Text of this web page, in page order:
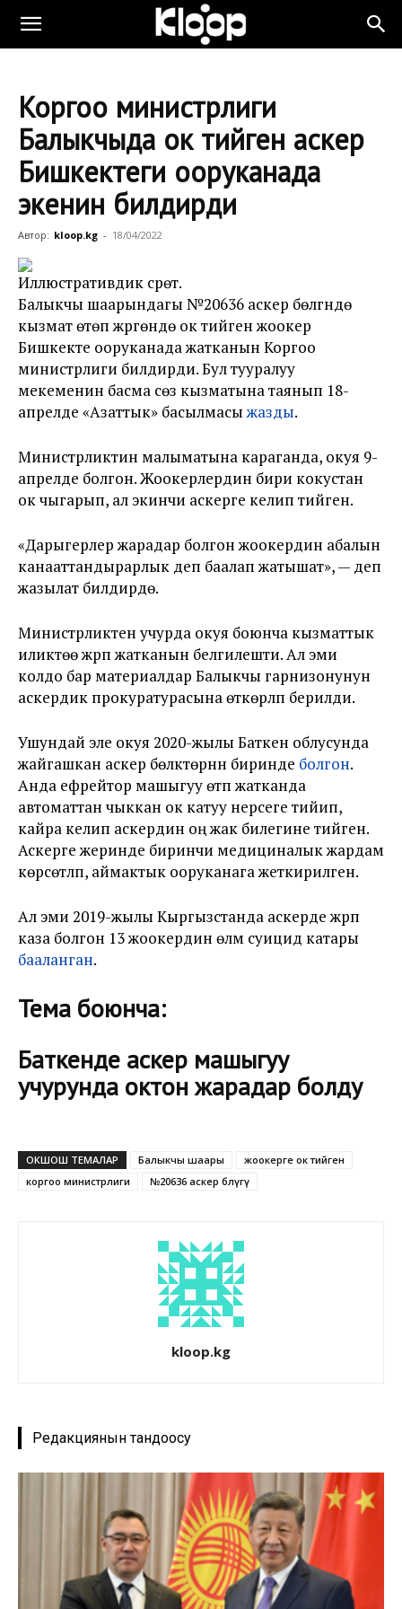
Коргоо министрлиги
Балыкчыда ок тийген аскер
Бишкектеги ооруканада
экенин билдирди
Автор: kloop.kg - 18/04/2022
Иллюстративдик сүрөт.
Балыкчы шаарындагы №20636 аскер бөлүгүндө
кызмат өтөп жүргөндө ок тийген жоокер
Бишкекте ооруканада жатканын Коргоо
министрлиги билдирди. Бул тууралуу
мекеменин басма сөз кызматына таянып 18-
апрелде «Азаттык» басылмасыжазды.
Министрликтин малыматына караганда, окуя 9-
апрелде болгон. Жоокерлердин бири кокустан
ок чыгарып, ал экинчи аскерге келип тийген.
«Дарыгерлер жарадар болгон жоокердин абалын
канааттандырарлык деп баалап жатышат», — деп
жазылат билдирүүдө.
Министрликтен учурда окуя боюнча кызматтык
иликтөө жүрүп жатканын белгилешти. Ал эми
колдо бар материалдар Балыкчы гарнизонунун
аскердик прокуратурасына өткөрүлүп берилди.
Ушундай эле окуя 2020-жылы Баткен облусунда
жайгашкан аскер бөлүктөрүнүн биринде болгон.
Анда ефрейтор машыгуу өтүп жатканда
автоматтан чыккан ок катуу нерсеге тийип,
кайра келип аскердин оң жак билегине тийген.
Аскерге жеринде биринчи медициналык жардам
көрсөтүлүп, аймактык ооруканага жеткирилген.
Ал эми 2019-жылы Кыргызстанда аскерде жүрүп
каза болгон 13 жоокердин өлүмү суицид катары
бааланган.
Тема боюнча:
Баткенде аскер машыгуу
учурунда октон жарадар болду
ОКШОШ ТЕМАЛАР Балыкчы шаары
жоокерге ок тийген
коргоо министрлиги
№20636 аскер бөлүгү
kloop.kg
Редакциянын тандоосу